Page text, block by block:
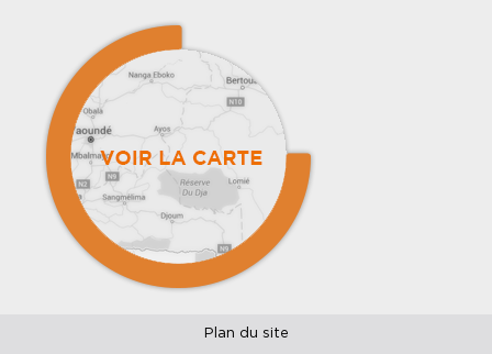
Plan du site